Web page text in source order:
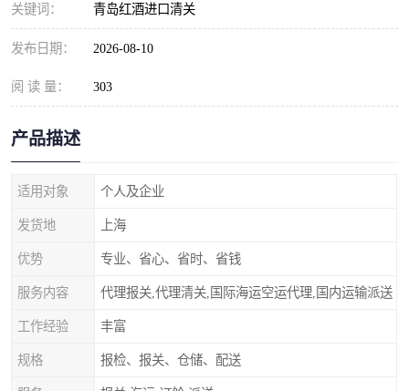
关键词： 青岛红酒进口清关
发布日期： 2026-08-10
阅 读 量： 303
产品描述
适用对象 个人及企业
发货地 上海
优势 专业、省心、省时、省钱
服务内容 代理报关,代理清关,国际海运空运代理,国内运输派送
工作经验 丰富
规格 报检、报关、仓储、配送